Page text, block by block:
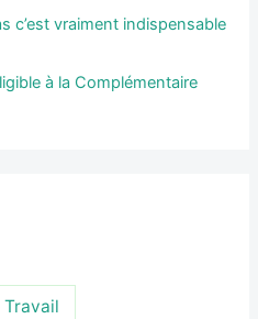
c’est vraiment indispensable
à la Complémentaire